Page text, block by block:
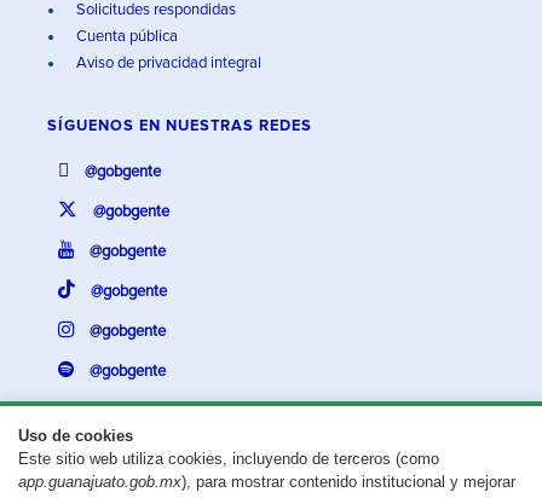
Uso de cookies
Este sitio web utiliza cookies, incluyendo de terceros (como
app.guanajuato.gob.mx), para mostrar contenido institucional y mejorar
Solicitudes respondidas
Cuenta pública
Aviso de privacidad integral
SÍGUENOS EN NUESTRAS REDES
@gobgente
@gobgente
@gobgente
@gobgente
@gobgente
@gobgente
¿Existe algún problema con esta página?Repórtalo aquí.